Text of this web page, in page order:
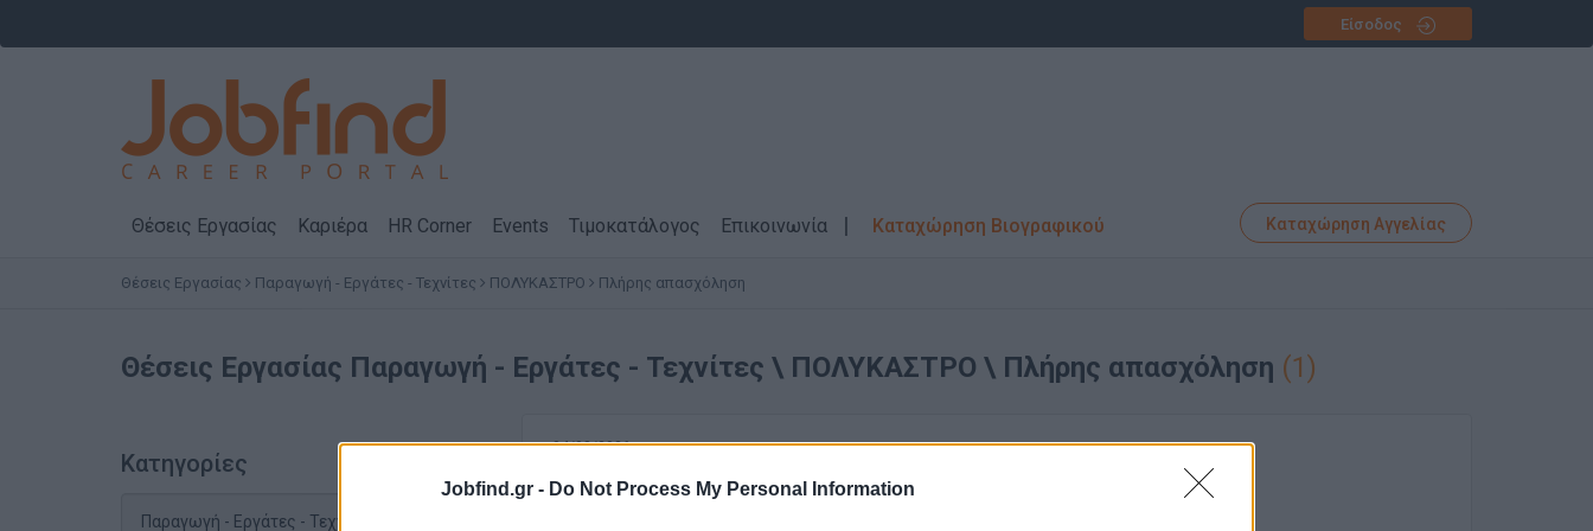
Jobfind.gr - Do Not Process My Personal Information
Είσοδος
Θέσεις Εργασίας Καριέρα HR Corner Events Τιμοκατάλογος Επικοινωνία Καταχώρηση Βιογραφικού Καταχώρηση Αγγελίας
Θέσεις Εργασίας Παραγωγή - Εργάτες - Τεχνίτες ΠΟΛΥΚΑΣΤΡΟ Πλήρης απασχόληση
Θέσεις Εργασίας Παραγωγή - Εργάτες - Τεχνίτες \ ΠΟΛΥΚΑΣΤΡΟ \ Πλήρης απασχόληση (1)
Κατηγορίες
04/08/2026
Παραγωγή - Εργάτες - Τεχνίτες